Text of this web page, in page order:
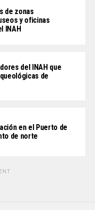
de zonas
y oficinas
INAH
del INAH que
de
en el Puerto de
de norte